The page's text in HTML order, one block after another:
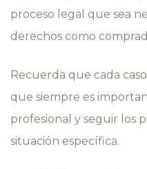
proceso legal que sea
derechos como
Recuerda que cada
que siempre es
profesional y seguir los
situación específica.